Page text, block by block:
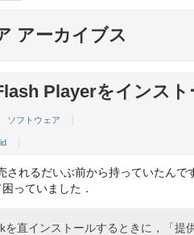
アーカイブス
Playerをインスト
ソフトウェア
されるだいぶ前から持っていたん
っていました．
を直インストールするときに，「提